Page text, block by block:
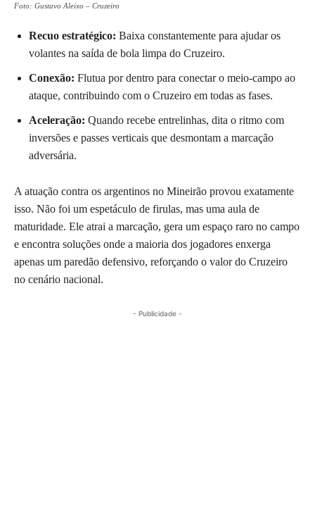
Foto: Gustavo Aleixo – Cruzeiro
Recuo estratégico: Baixa constantemente para ajudar os
volantes na saída de bola limpa do Cruzeiro.
Conexão: Flutua por dentro para conectar o meio-campo ao
ataque, contribuindo com o Cruzeiro em todas as fases.
Aceleração: Quando recebe entrelinhas, dita o ritmo com
inversões e passes verticais que desmontam a marcação
adversária.
A atuação contra os argentinos no Mineirão provou exatamente
isso. Não foi um espetáculo de firulas, mas uma aula de
maturidade. Ele atrai a marcação, gera um espaço raro no campo
e encontra soluções onde a maioria dos jogadores enxerga
apenas um paredão defensivo, reforçando o valor do Cruzeiro
no cenário nacional.
- Publicidade -